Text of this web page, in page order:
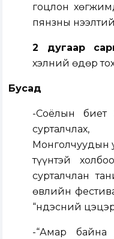
гоцлон
пянзны
2 дугаар
хэлний өдөр
Бусад
-Соёлын биет
Монголчуудын
түүнтэй
сурталчлан
өвлийн
“Үндэсний
-“Амар байна